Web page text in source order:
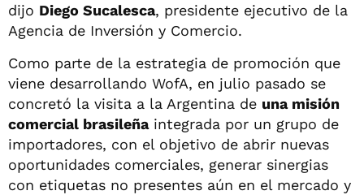
dijo Diego Sucalesca, presidente ejecutivo de la
Agencia de Inversión y Comercio.
Como parte de la estrategia de promoción que
viene desarrollando WofA, en julio pasado se
concretó la visita a la Argentina de una misión
comercial brasileñaintegrada por un grupo de
importadores, con el objetivo de abrir nuevas
oportunidades comerciales, generar sinergias
con etiquetas no presentes aún en el mercado y